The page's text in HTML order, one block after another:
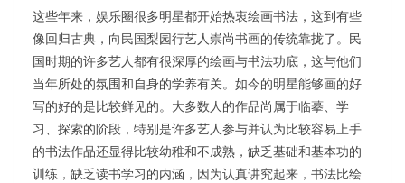
这些年来，娱乐圈很多明星都开始热衷绘画书法，这到有些
像回归古典，向民国梨园行艺人崇尚书画的传统靠拢了。民
国时期的许多艺人都有很深厚的绘画与书法功底，这与他们
当年所处的氛围和自身的学养有关。如今的明星能够画的好
写的好的是比较鲜见的。大多数人的作品尚属于临摹、学
习、探索的阶段，特别是许多艺人参与并认为比较容易上手
的书法作品还显得比较幼稚和不成熟，缺乏基础和基本功的
训练，缺乏读书学习的内涵，因为认真讲究起来，书法比绘